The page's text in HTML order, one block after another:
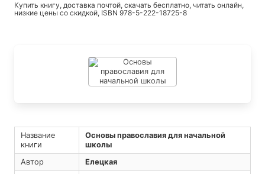
Купить книгу, доставка почтой, скачать бесплатно, читать онлайн,
низкие цены со скидкой, ISBN 978-5-222-18725-8
Название
книги
Основы православия для начальной
школы
Автор
Елецкая